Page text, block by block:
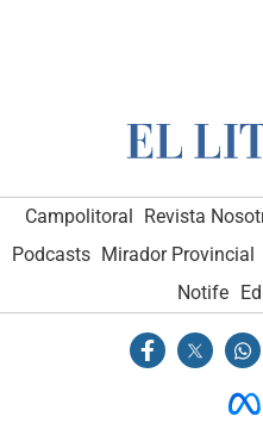
Campolitoral Revista
Podcasts Mirador Provincial
Notife